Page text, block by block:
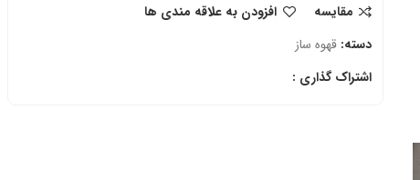
مقایسه
افزودن به علاقه مندی ها
دسته: قهوه ساز
اشتراک گذاری :